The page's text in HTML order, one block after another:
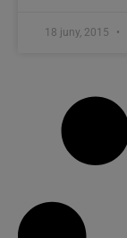
18 juny, 2015